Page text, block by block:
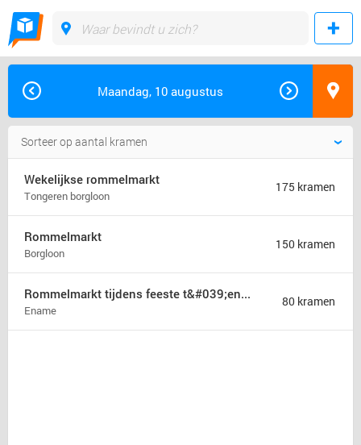
Maandag, 10 augustus
Wekelijkse rommelmarkt
Tongeren borgloon
175 kramen
Rommelmarkt
Borgloon
150 kramen
Rommelmarkt tijdens feeste t&#039;ename
Ename
80 kramen